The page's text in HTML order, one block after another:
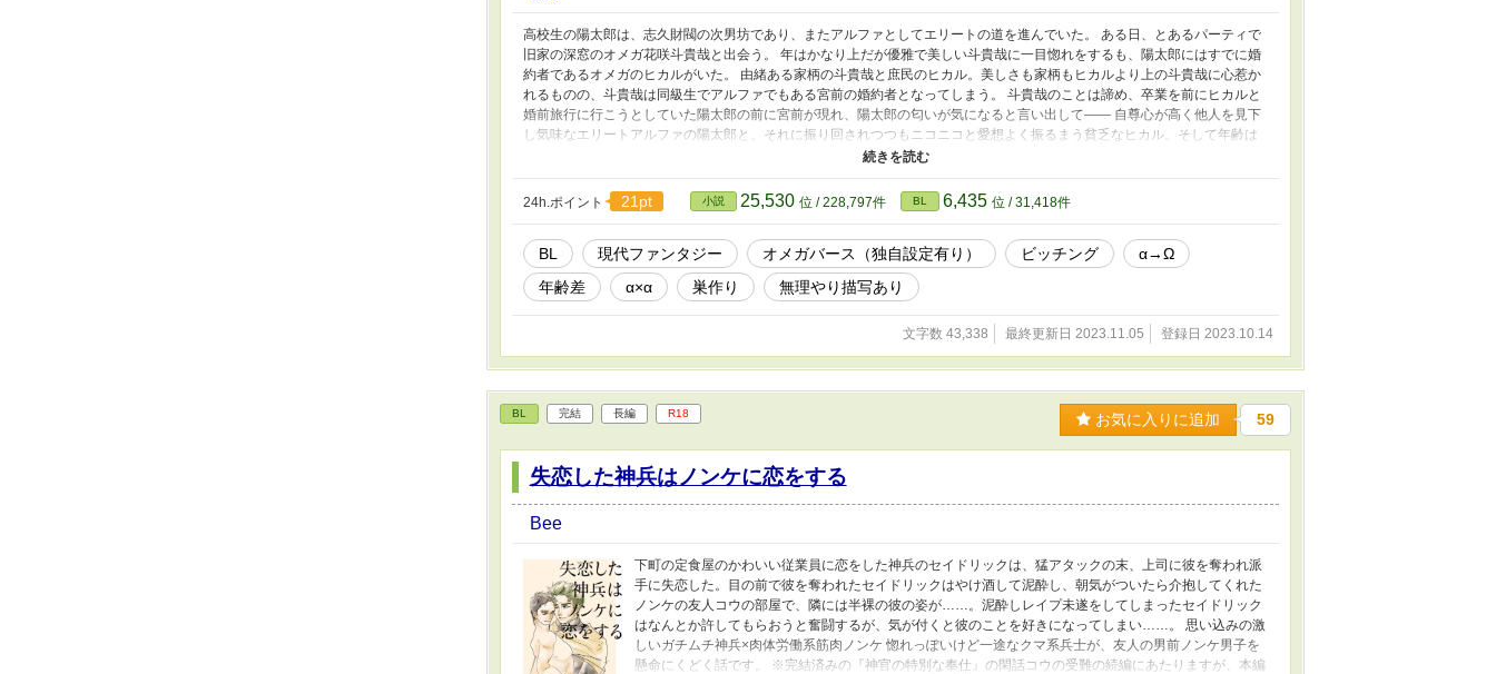
高校生の陽太郎は、志久財閥の次男坊であり、またアルファとしてエリートの道を進んでいた。 ある日、とあるパーティで
旧家の深窓のオメガ花咲斗貴哉と出会う。 年はかなり上だが優雅で美しい斗貴哉に一目惚れをするも、陽太郎にはすでに婚
約者であるオメガのヒカルがいた。 由緒ある家柄の斗貴哉と庶民のヒカル。美しさも家柄もヒカルより上の斗貴哉に心惹か
れるものの、斗貴哉は同級生でアルファでもある宮前の婚約者となってしまう。 斗貴哉のことは諦め、卒業を前にヒカルと
婚前旅行に行こうとしていた陽太郎の前に宮前が現れ、陽太郎の匂いが気になると言い出して―― 自尊心が高く他人を見下
し気味なエリートアルファの陽太郎と、それに振り回されつつもニコニコと愛想よく振るまう貧乏なヒカル。そして年齢は
30歳オーバーだけど美しい深窓のオメガである斗貴哉と、陽太郎になぜかつきまとう同級生でアルファの宮前。 最初はアル
ファの陽太郎とオメガのヒカルの話から始まり、途中からは斗貴哉×陽太郎になります。 ヒカルとのR18シーンはありませ
ん。 アルファ→オメガへのビッチングがあります。 無理やり表現あり。 オメガバースの世界観をお借りしていますが、ビッ
チングなど独自設定があります。 ※他サイトでも公開していますが、アルファポリス版は序盤を大きく改稿しており、若干
24h.ポイント 21pt 小説 25,530 位 / 228,797件 BL 6,435 位 / 31,418件
BL 現代ファンタジー オメガバース（独自設定有り） ビッチング
α→Ω
年齢差
α×α 巣作り 無理やり描写あり
文字数 43,338 最終更新日 2023.11.05 登録日 2023.10.14
BL 完結 長編 R18 お気に入りに追加 59
失恋した神兵はノンケに恋をする
Bee
下町の定食屋のかわいい従業員に恋をした神兵のセイドリックは、猛アタックの末、上司に彼を奪われ派
手に失恋した。目の前で彼を奪われたセイドリックはやけ酒して泥酔し、朝気がついたら介抱してくれた
ノンケの友人コウの部屋で、隣には半裸の彼の姿が……。泥酔しレイプ未遂をしてしまったセイドリック
はなんとか許してもらおうと奮闘するが、気が付くと彼のことを好きになってしまい……。 思い込みの激
しいガチムチ神兵×肉体労働系筋肉ノンケ 惚れっぽいけど一途なクマ系兵士が、友人の男前ノンケ男子を
懸命にくどく話です。 ※完結済みの『神官の特別な奉仕』の閑話コウの受難の続編にあたりますが、本編